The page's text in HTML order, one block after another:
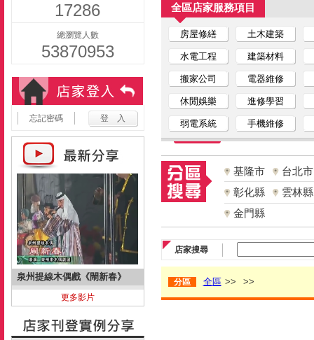
17286
總瀏覽人數
53870953
忘記密碼
泉州提線木偶戲《閙新春》
更多影片
全區店家服務項目
房屋修繕 土木建築
水電工程 建築材料
搬家公司 電器維修
休閒娛樂 進修學習
弱電系統 手機維修
基隆市
台北市
彰化縣
雲林縣
金門縣
店家搜尋
分區 全區 >> >>